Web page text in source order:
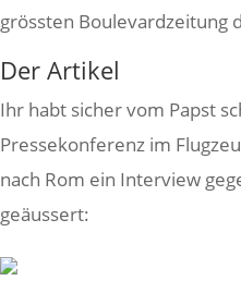
grössten Boulevardzeitung
Der Artikel
Ihr habt sicher vom Papst
Pressekonferenz im
nach Rom ein Interview
geäussert: